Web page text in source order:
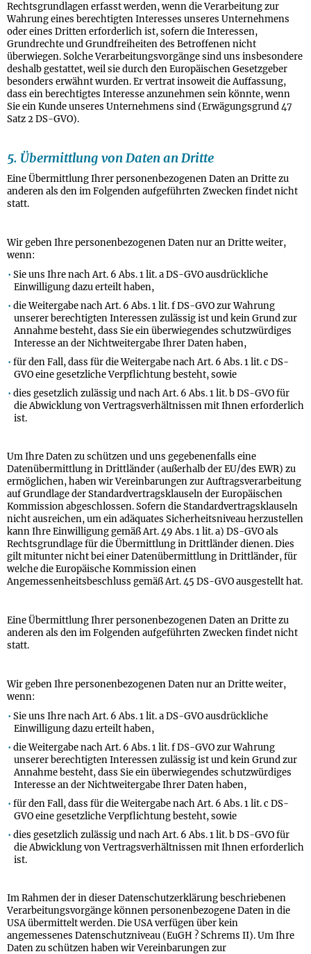
Rechtsgrundlagen erfasst werden, wenn die Verarbeitung zur
Wahrung eines berechtigten Interesses unseres Unternehmens
oder eines Dritten erforderlich ist, sofern die Interessen,
Grundrechte und Grundfreiheiten des Betroffenen nicht
überwiegen. Solche Verarbeitungsvorgänge sind uns insbesondere
deshalb gestattet, weil sie durch den Europäischen Gesetzgeber
besonders erwähnt wurden. Er vertrat insoweit die Auffassung,
dass ein berechtigtes Interesse anzunehmen sein könnte, wenn
Sie ein Kunde unseres Unternehmens sind (Erwägungsgrund 47
Satz 2 DS-GVO).
5. Übermittlung von Daten an Dritte
Eine Übermittlung Ihrer personenbezogenen Daten an Dritte zu
anderen als den im Folgenden aufgeführten Zwecken findet nicht
statt.
Wir geben Ihre personenbezogenen Daten nur an Dritte weiter,
wenn:
Sie uns Ihre nach Art. 6 Abs. 1 lit. a DS-GVO ausdrückliche
Einwilligung dazu erteilt haben,
die Weitergabe nach Art. 6 Abs. 1 lit. f DS-GVO zur Wahrung
unserer berechtigten Interessen zulässig ist und kein Grund zur
Annahme besteht, dass Sie ein überwiegendes schutzwürdiges
Interesse an der Nichtweitergabe Ihrer Daten haben,
für den Fall, dass für die Weitergabe nach Art. 6 Abs. 1 lit. c DS-
GVO eine gesetzliche Verpflichtung besteht, sowie
dies gesetzlich zulässig und nach Art. 6 Abs. 1 lit. b DS-GVO für
die Abwicklung von Vertragsverhältnissen mit Ihnen erforderlich
ist.
Um Ihre Daten zu schützen und uns gegebenenfalls eine
Datenübermittlung in Drittländer (außerhalb der EU/des EWR) zu
ermöglichen, haben wir Vereinbarungen zur Auftragsverarbeitung
auf Grundlage der Standardvertragsklauseln der Europäischen
Kommission abgeschlossen. Sofern die Standardvertragsklauseln
nicht ausreichen, um ein adäquates Sicherheitsniveau herzustellen
kann Ihre Einwilligung gemäß Art. 49 Abs. 1 lit. a) DS-GVO als
Rechtsgrundlage für die Übermittlung in Drittländer dienen. Dies
gilt mitunter nicht bei einer Datenübermittlung in Drittländer, für
welche die Europäische Kommission einen
Angemessenheitsbeschluss gemäß Art. 45 DS-GVO ausgestellt hat.
Eine Übermittlung Ihrer personenbezogenen Daten an Dritte zu
anderen als den im Folgenden aufgeführten Zwecken findet nicht
statt.
Wir geben Ihre personenbezogenen Daten nur an Dritte weiter,
wenn:
Sie uns Ihre nach Art. 6 Abs. 1 lit. a DS-GVO ausdrückliche
Einwilligung dazu erteilt haben,
die Weitergabe nach Art. 6 Abs. 1 lit. f DS-GVO zur Wahrung
unserer berechtigten Interessen zulässig ist und kein Grund zur
Annahme besteht, dass Sie ein überwiegendes schutzwürdiges
Interesse an der Nichtweitergabe Ihrer Daten haben,
für den Fall, dass für die Weitergabe nach Art. 6 Abs. 1 lit. c DS-
GVO eine gesetzliche Verpflichtung besteht, sowie
dies gesetzlich zulässig und nach Art. 6 Abs. 1 lit. b DS-GVO für
die Abwicklung von Vertragsverhältnissen mit Ihnen erforderlich
ist.
Im Rahmen der in dieser Datenschutzerklärung beschriebenen
Verarbeitungsvorgänge können personenbezogene Daten in die
USA übermittelt werden. Die USA verfügen über kein
angemessenes Datenschutzniveau (EuGH ? Schrems II). Um Ihre
Daten zu schützen haben wir Vereinbarungen zur